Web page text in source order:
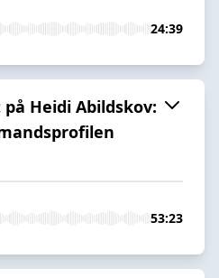
24:39
Heidi Abildskov:
53:23